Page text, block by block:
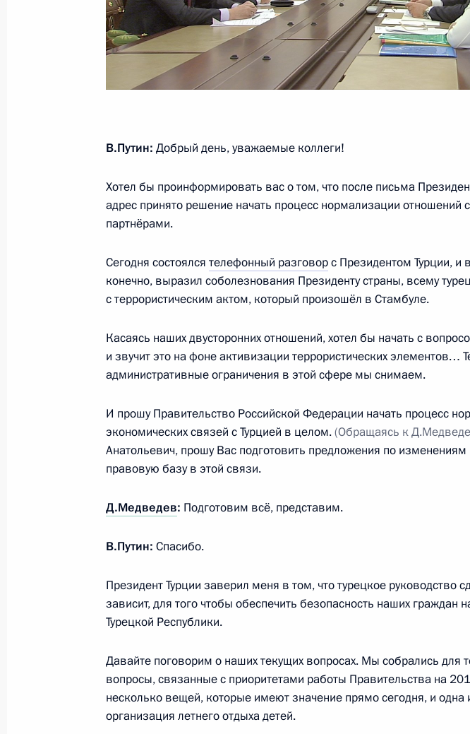
Совещание с членами Правительства
29 июня 2016 года, 14:50
Совещание с членами Правительства
11 марта 2016 года, 07:00
Совещание с членами Правительства
10 февраля 2016 года, 18:00
Совещание с членами Правительства
27 января 2016 года, 14:00
Заседание рабочей группы Госсовета и правительственной
25 декабря 2015 года, 15:30
Совещание с членами Правительства
Расширенное заседание Коллегии Федеральной налоговой
службы
В.Путин: Добрый день, уважаемые коллеги!
Хотел бы проинформировать вас о том, что после письма
адрес принято решение начать процесс нормализации отношений
партнёрами.
Сегодня состоялся телефонный разговорс Президентом Турции, и
конечно, выразил соболезнования Президенту страны, всему
с террористическим актом, который произошёл в Стамбуле.
Касаясь наших двусторонних отношений, хотел бы начать с
и звучит это на фоне активизации террористических элементов…
административные ограничения в этой сфере мы снимаем.
И прошу Правительство Российской Федерации начать процесс
экономических связей с Турцией в целом.(Обращаясь к
Анатольевич, прошу Вас подготовить предложения по
правовую базу в этой связи.
Д.Медведев: Подготовим всё, представим.
В.Путин: Спасибо.
Президент Турции заверил меня в том, что турецкое руководство
зависит, для того чтобы обеспечить безопасность наших граждан
Турецкой Республики.
Давайте поговорим о наших текущих вопросах. Мы собрались для
вопросы, связанные с приоритетами работы Правительства на
несколько вещей, которые имеют значение прямо сегодня, и одна
организация летнего отдыха детей.